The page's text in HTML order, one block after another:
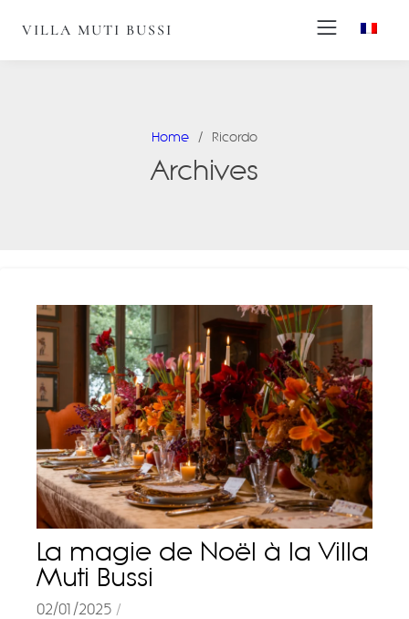
VILLA MUTI BUSSI
Home Ricordo
Archives
La magie de Noël à la Villa
Muti Bussi
02/01/2025